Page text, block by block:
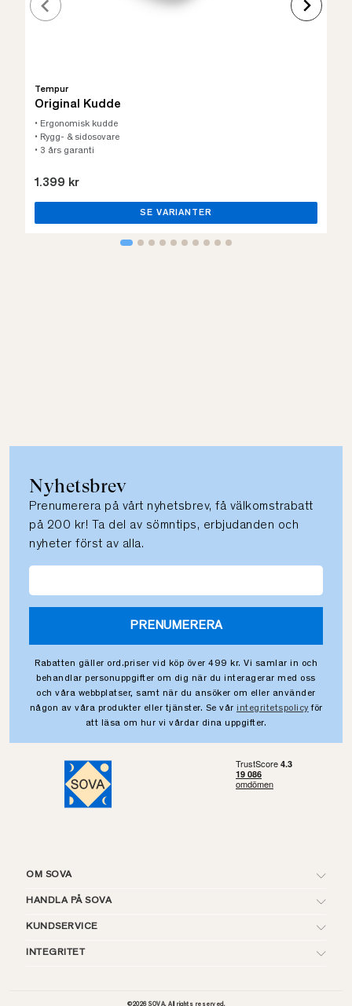
Tempur
Original Kudde
• Ergonomisk kudde
• Rygg- & sidosovare
• 3 års garanti
1.399 kr
SE VARIANTER
Nyhetsbrev
Prenumerera på vårt nyhetsbrev, få välkomstrabatt
på 200 kr! Ta del av sömntips, erbjudanden och
nyheter först av alla.
PRENUMERERA
Rabatten gäller ord.priser vid köp över 499 kr. Vi samlar in och
behandlar personuppgifter om dig när du interagerar med oss
och våra webbplatser, samt när du ansöker om eller använder
någon av våra produkter eller tjänster. Se vår integritetspolicy för
att läsa om hur vi vårdar dina uppgifter.
OM SOVA
HANDLA PÅ SOVA
KUNDSERVICE
INTEGRITET
©2026SOVA. All rights reserved.